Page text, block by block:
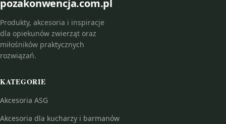
pozakonwencja.com.pl
Produkty, akcesoria i inspiracje
dla opiekunów zwierząt oraz
miłośników praktycznych
rozwiązań.
KATEGORIE
Akcesoria ASG
Akcesoria dla kucharzy i barmanów